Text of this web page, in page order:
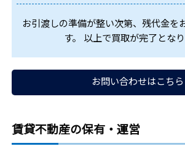
お引渡しの準備が整い次第、残代金を
す。 以上で買取が完了となり
お問い合わせはこちら
賃貸不動産の保有・運営